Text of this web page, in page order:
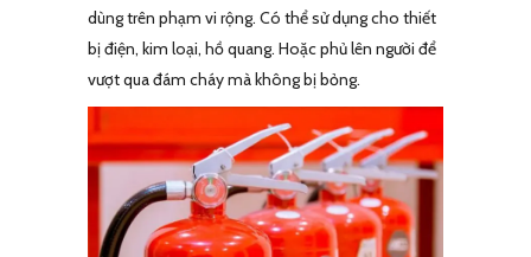
dùng trên phạm vi rộng. Có thể sử dụng cho thiết
bị điện, kim loại, hồ quang. Hoặc phủ lên người để
vượt qua đám cháy mà không bị bỏng.